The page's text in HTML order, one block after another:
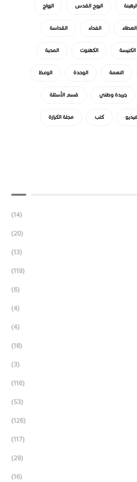
الرهبنة الروح القدس الزواج
العطاء الفداء القداسة
الكنيسة الكهنوت المحبة
النعمة الوحدة الوعظ
جريدة وطني قسم الأسئلة
كتب مجلة الكرازة
(14)
(20)
(13)
(119)
(6)
(4)
(4)
(18)
(3)
(116)
(53)
(126)
(117)
(29)
(16)